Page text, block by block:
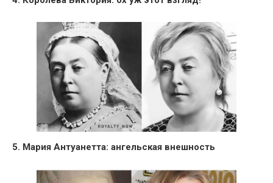
5. Мария Антуанетта: ангельская внешность